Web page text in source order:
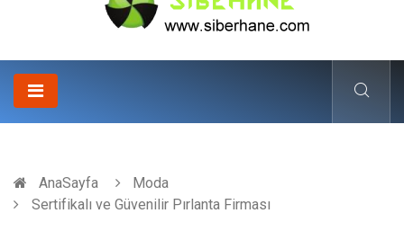
AnaSayfa
Moda
Sertifikalı ve Güvenilir Pırlanta Firması